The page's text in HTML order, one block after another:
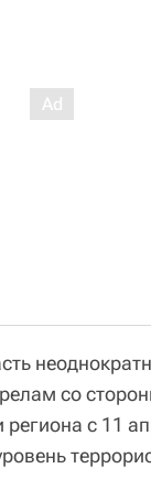
со
региона с 11